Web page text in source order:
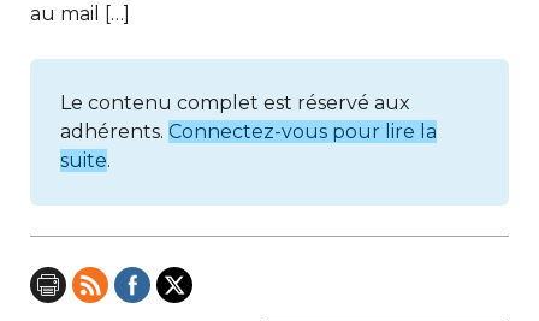
au mail […]
Le contenu complet est réservé aux
adhérents. Connectez-vous pour lire la
suite.